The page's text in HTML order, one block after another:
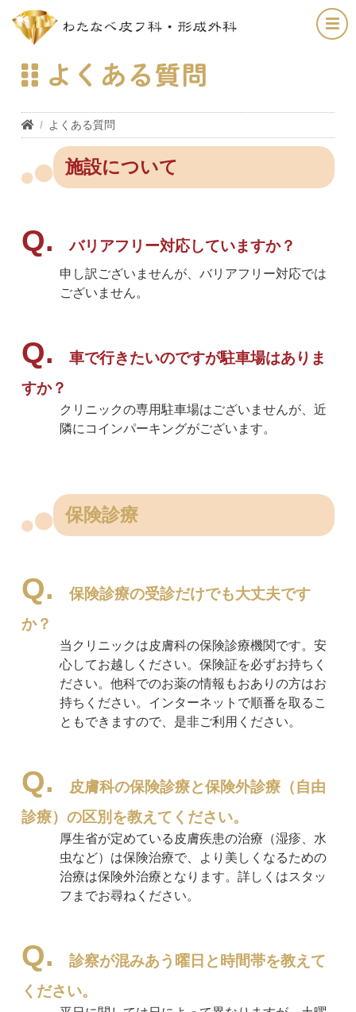
よくある質問
よくある質問
施設について
バリアフリー対応していますか？
申し訳ございませんが、バリアフリー対応では
ございません。
車で行きたいのですが駐車場はありま
すか？
クリニックの専用駐車場はございませんが、近
隣にコインパーキングがございます。
保険診療
保険診療の受診だけでも大丈夫です
か？
当クリニックは皮膚科の保険診療機関です。安
心してお越しください。保険証を必ずお持ちく
ださい。他科でのお薬の情報もおありの方はお
持ちください。インターネットで順番を取るこ
ともできますので、是非ご利用ください。
皮膚科の保険診療と保険外診療（自由
診療）の区別を教えてください。
厚生省が定めている皮膚疾患の治療（湿疹、水
虫など）は保険治療で、より美しくなるための
治療は保険外治療となります。詳しくはスタッ
フまでお尋ねください。
診察が混みあう曜日と時間帯を教えて
ください。